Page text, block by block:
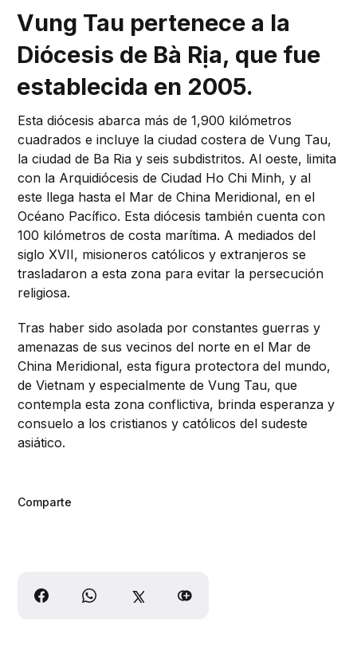
Vung Tau pertenece a la
Diócesis de Bà Rịa, que fue
establecida en 2005.
Esta diócesis abarca más de 1,900 kilómetros
cuadrados e incluye la ciudad costera de Vung Tau,
la ciudad de Ba Ria y seis subdistritos. Al oeste, limita
con la Arquidiócesis de Ciudad Ho Chi Minh, y al
este llega hasta el Mar de China Meridional, en el
Océano Pacífico. Esta diócesis también cuenta con
100 kilómetros de costa marítima. A mediados del
siglo XVII, misioneros católicos y extranjeros se
trasladaron a esta zona para evitar la persecución
religiosa.
Tras haber sido asolada por constantes guerras y
amenazas de sus vecinos del norte en el Mar de
China Meridional, esta figura protectora del mundo,
de Vietnam y especialmente de Vung Tau, que
contempla esta zona conflictiva, brinda esperanza y
consuelo a los cristianos y católicos del sudeste
asiático.
Comparte